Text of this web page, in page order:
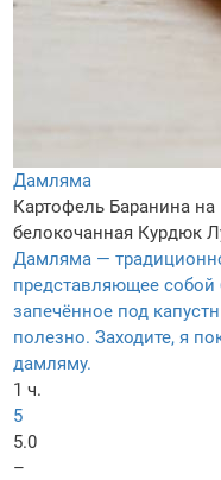
Дамляма
Картофель Баранина на
белокочанная Курдюк
Дамляма —
представляющее
запечённое под
полезно. Заходите, я
дамляму.
1 ч.
5
5.0
–